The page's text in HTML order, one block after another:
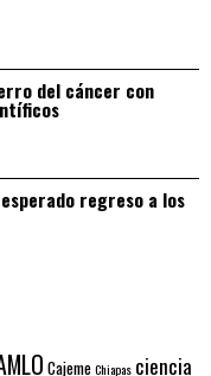
del cáncer con
regreso a los
CajemeChiapas ciencia